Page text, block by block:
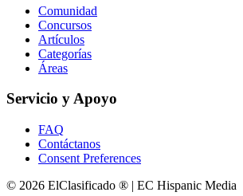
Comunidad
Concursos
Artículos
Categorías
Áreas
Servicio y Apoyo
FAQ
Contáctanos
Consent Preferences
© 2026 ElClasificado ® | EC Hispanic Media